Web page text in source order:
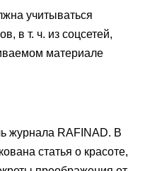
учитываться
в т. ч. из соцсетей,
материале
журнала RAFINAD. В
статья о красоте,